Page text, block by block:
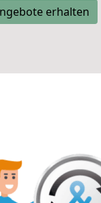
erhalten